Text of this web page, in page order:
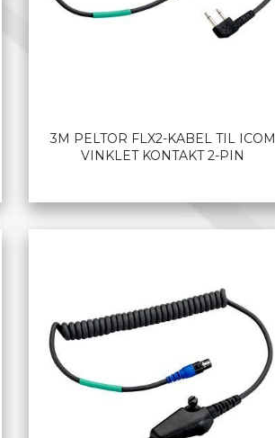
3M PELTOR FLX2-KABEL TIL ICOM
VINKLET KONTAKT 2-PIN